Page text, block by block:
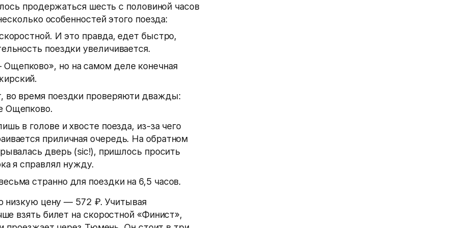
продержаться шесть с половиной часов
особенностей этого поезда:
И это правда, едет быстро,
поездки увеличивается.
но на самом деле конечная
во время поездки проверяюти дважды:
Ощепково.
в голове и хвосте поезда, из-за чего
приличная очередь. На обратном
дверь (sic!), пришлось просить
я справлял нужду.
странно для поездки на 6,5 часов.
низкую цену — 572 ₽. Учитывая
взять билет на скоростной «Финист»,